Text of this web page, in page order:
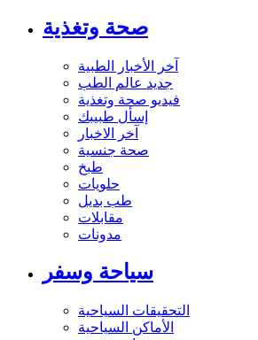
صحة وتغذية
آخر الأخبار الطبية
جديد عالم الطب
فيديو صحة وتغذية
إسأل طبيبك
آخر الاخبار
صحة جنسية
طبخ
حلويات
طب بديل
مقابلات
مدونات
سياحة وسفر
التحقيقات السياحية
الأماكن السياحية